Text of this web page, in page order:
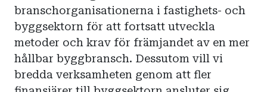
branschorganisationerna i fastighets- och
byggsektorn för att fortsatt utveckla
metoder och krav för främjandet av en mer
hållbar byggbransch. Dessutom vill vi
bredda verksamheten genom att fler